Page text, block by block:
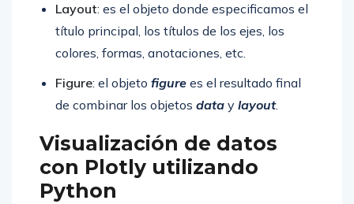
Layout: es el objeto donde especificamos el
título principal, los títulos de los ejes, los
colores, formas, anotaciones, etc.
Figure: el objeto figure es el resultado final
de combinar los objetos data y layout.
Visualización de datos
con Plotly utilizando
Python